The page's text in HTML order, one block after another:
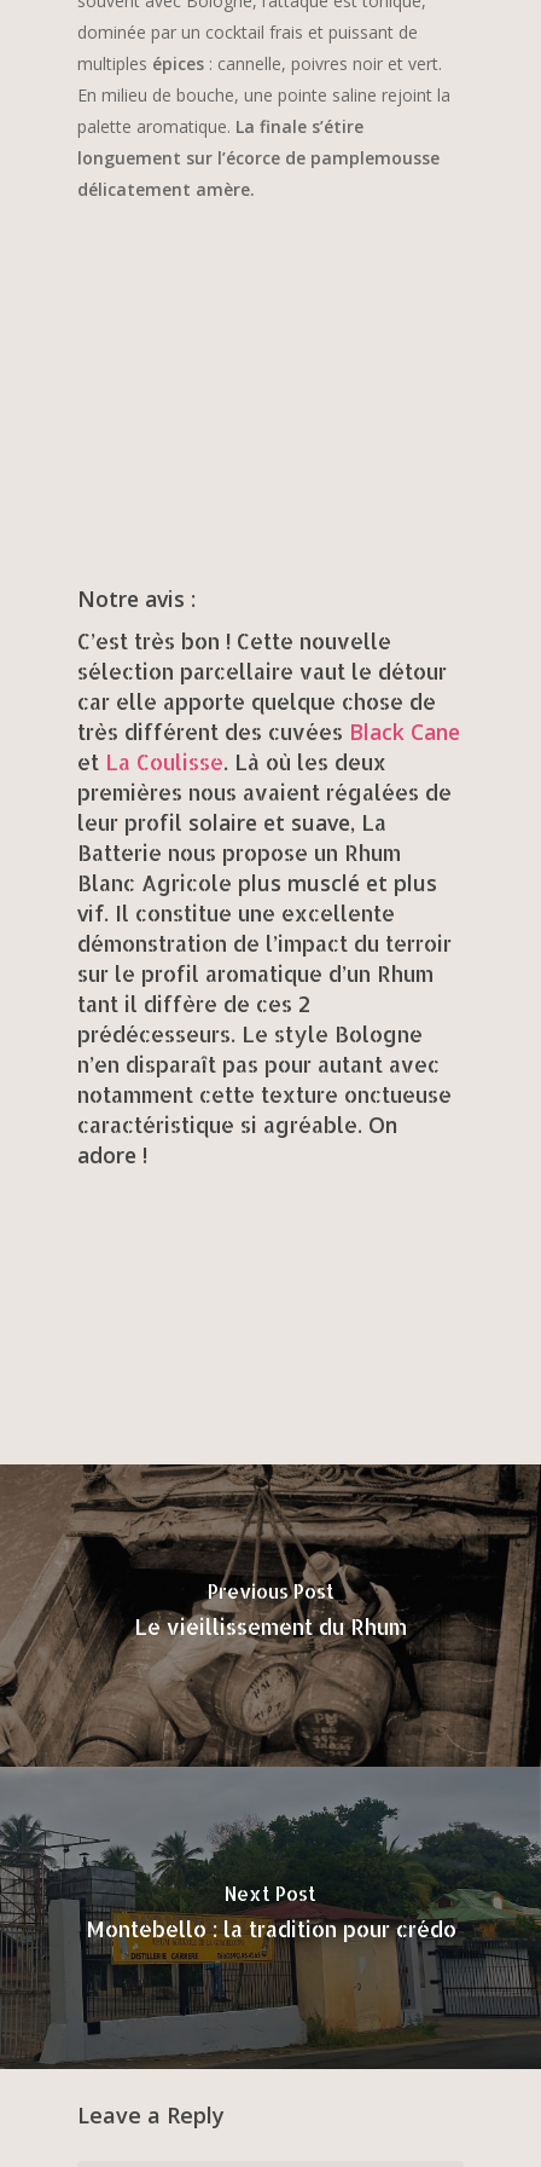
dominée par un cocktail frais et puissant de
multiples épices : cannelle, poivres noir et vert.
En milieu de bouche, une pointe saline rejoint la
palette aromatique. La finale s’étire
longuement sur l’écorce de pamplemousse
délicatement amère.
Notre avis :
C’est très bon ! Cette nouvelle
sélection parcellaire vaut le détour
car elle apporte quelque chose de
très différent des cuvées Black Cane
et La Coulisse. Là où les deux
premières nous avaient régalées de
leur profil solaire et suave, La
Batterie nous propose un Rhum
Blanc Agricole plus musclé et plus
vif. Il constitue une excellente
démonstration de l’impact du terroir
sur le profil aromatique d’un Rhum
tant il diffère de ces 2
prédécesseurs. Le style Bologne
n’en disparaît pas pour autant avec
notamment cette texture onctueuse
caractéristique si agréable. On
adore !
Previous Post
Le vieillissement du Rhum
Next Post
Montebello : la tradition pour crédo
Leave a Reply